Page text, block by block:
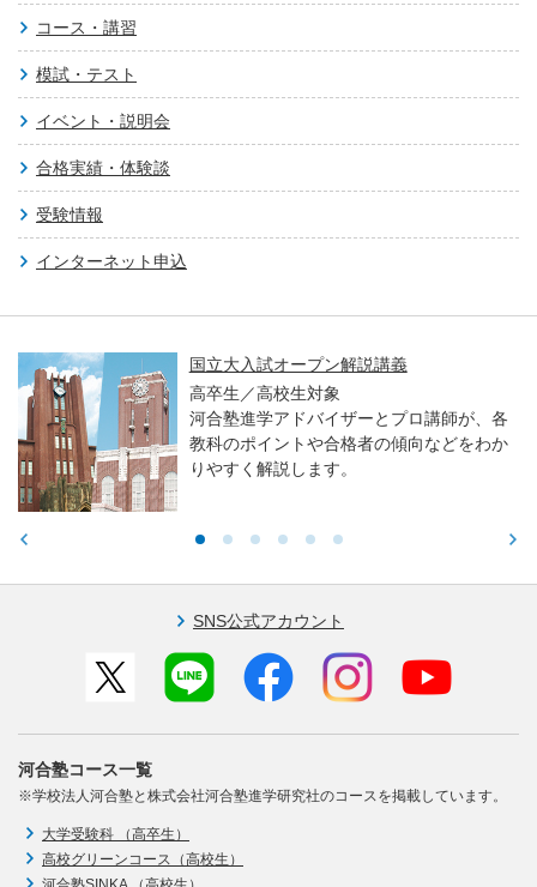
コース・講習
模試・テスト
イベント・説明会
合格実績・体験談
受験情報
インターネット申込
国立大入試オープン解説講義
高卒生／高校生対象
河合塾進学アドバイザーとプロ講師が、各
教科のポイントや合格者の傾向などをわか
りやすく解説します。
SNS公式アカウント
河合塾コース一覧
※学校法人河合塾と株式会社河合塾進学研究社のコースを掲載しています。
大学受験科 （高卒生）
高校グリーンコース（高校生）